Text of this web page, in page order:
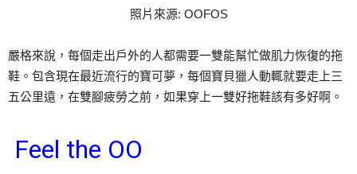
照片來源: OOFOS
嚴格來說，每個走出戶外的人都需要一雙能幫忙做肌力恢復的拖
鞋。包含現在最近流行的寶可夢，每個寶貝獵人動輒就要走上三
五公里遠，在雙腳疲勞之前，如果穿上一雙好拖鞋該有多好啊。
Feel the OO